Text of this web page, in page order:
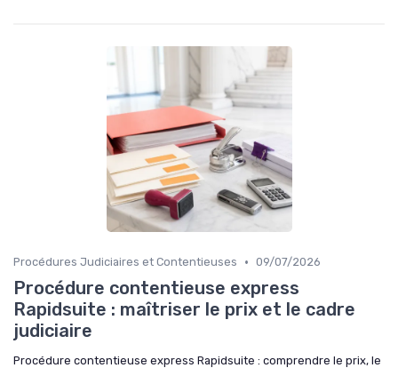
Procédures Judiciaires et Contentieuses • 09/07/2026
Procédure contentieuse express
Rapidsuite : maîtriser le prix et le cadre
judiciaire
Procédure contentieuse express Rapidsuite : comprendre le prix, le